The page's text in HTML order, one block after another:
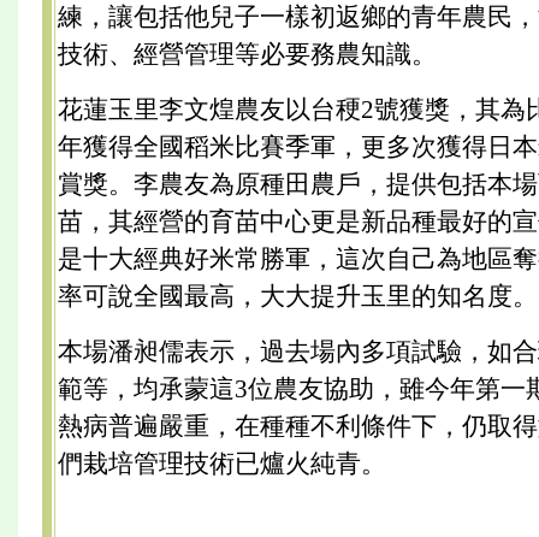
練，讓包括他兒子一樣初返鄉的青年農民
技術、經營管理等必要務農知識。
花蓮玉里李文煌農友以台稉2號獲獎，其為
年獲得全國稻米比賽季軍，更多次獲得日
賞獎。李農友為原種田農戶，提供包括本
苗，其經營的育苗中心更是新品種最好的
是十大經典好米常勝軍，這次自己為地區
率可說全國最高，大大提升玉里的知名度。
本場潘昶儒表示，過去場內多項試驗，如
範等，均承蒙這3位農友協助，雖今年第一
熱病普遍嚴重，在種種不利條件下，仍取
們栽培管理技術已爐火純青。